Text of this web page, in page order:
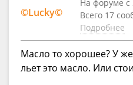
©Lucky©
На форуме с
Всего 17
Подробнее
Масло то хорошее? У
льет это масло. Или